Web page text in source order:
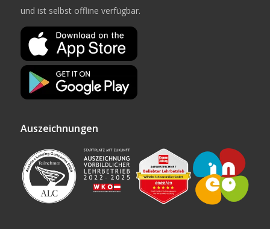
und ist selbst offline verfügbar.
Auszeichnungen